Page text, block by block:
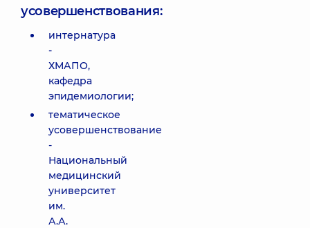
усовершенствования:
интернатура
-
ХМАПО,
кафедра
эпидемиологии;
тематическое
усовершенствование
-
Национальный
медицинский
университет
им.
А.А.